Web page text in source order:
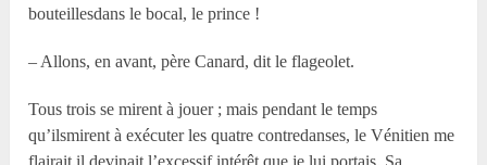
bouteillesdans le bocal, le prince !
– Allons, en avant, père Canard, dit le flageolet.
Tous trois se mirent à jouer ; mais pendant le temps
qu’ilsmirent à exécuter les quatre contredanses, le Vénitien me